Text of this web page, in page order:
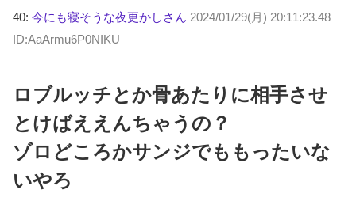
40: 今にも寝そうな夜更かしさん 2024/01/29(月) 20:11:23.48
ID:AaArmu6P0NIKU
ロブルッチとか骨あたりに相手させ
とけばええんちゃうの？
ゾロどころかサンジでももったいな
いやろ